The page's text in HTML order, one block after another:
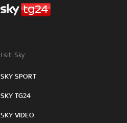
I siti Sky:
SKY SPORT
SKY TG24
SKY VIDEO